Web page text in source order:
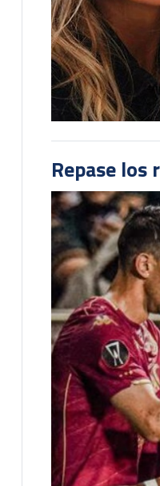
Repase los